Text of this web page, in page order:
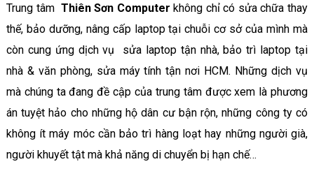
Trung tâm Thiên Sơn Computerkhông chỉ có sửa chữa thay
thế, bảo dưỡng, nâng cấp laptop tại chuỗi cơ sở của mình mà
còn cung ứng dịch vụ sửa laptop tận nhà, bảo trì laptop tại
nhà & văn phòng, sửa máy tính tận nơi HCM. Những dịch vụ
mà chúng ta đang đề cập của trung tâm được xem là phương
án tuyệt hảo cho những hộ dân cư bận rộn, những công ty có
không ít máy móc cần bảo trì hàng loạt hay những người già,
người khuyết tật mà khả năng di chuyển bị hạn chế…